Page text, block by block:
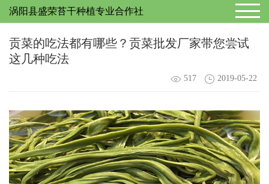
涡阳县盛荣苔干种植专业合作社
贡菜的吃法都有哪些？贡菜批发厂家带您尝试
这几种吃法
517 2019-05-22